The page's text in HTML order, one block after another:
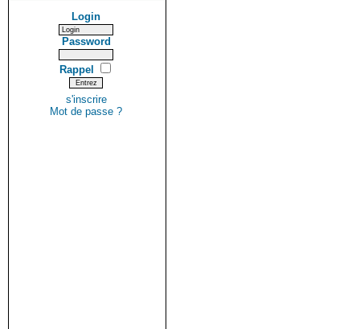
Login
Password
Rappel
s'inscrire
Mot de passe ?